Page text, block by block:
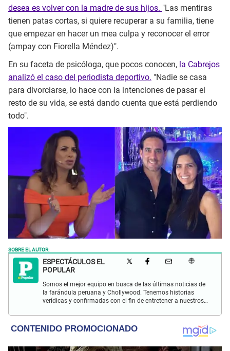
desea es volver con la madre de sus hijos. "Las mentiras
tienen patas cortas, si quiere recuperar a su familia, tiene
que empezar en hacer un mea culpa y reconocer el error
(ampay con Fiorella Méndez)".
En su faceta de psicóloga, que pocos conocen, la Cabrejos
analizó el caso del periodista deportivo. "Nadie se casa
para divorciarse, lo hace con la intenciones de pasar el
resto de su vida, se está dando cuenta que está perdiendo
todo".
SOBRE EL AUTOR:
ESPECTÁCULOS EL
POPULAR
Somos el mejor equipo en busca de las últimas noticias de
la farándula peruana y Chollywood. Tenemos historias
verídicas y confirmadas con el fin de entretener a nuestros